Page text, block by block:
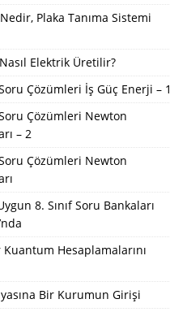
Plaka Tanıma Sistemi
Elektrik Üretilir?
Çözümleri İş Güç Enerji – 1
Çözümleri Newton
– 2
Çözümleri Newton
8. Sınıf Soru Bankaları
Kuantum Hesaplamalarını
Bir Kurumun Girişi